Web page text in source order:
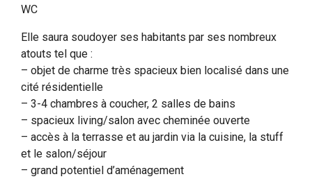
WC
Elle saura soudoyer ses habitants par ses nombreux
atouts tel que :
– objet de charme très spacieux bien localisé dans une
cité résidentielle
– 3-4 chambres à coucher, 2 salles de bains
– spacieux living/salon avec cheminée ouverte
– accès à la terrasse et au jardin via la cuisine, la stuff
et le salon/séjour
– grand potentiel d’aménagement